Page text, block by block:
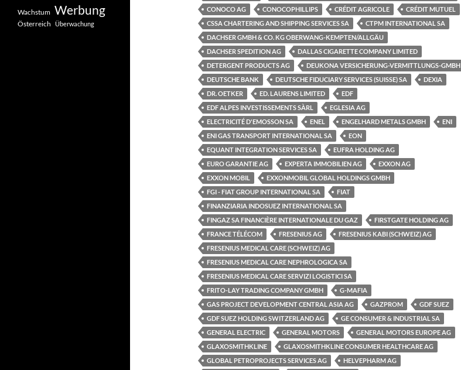
CONOCO AG
CONOCOPHILLIPS CRÉDIT AGRICOLE
CRÉDIT MUTUEL
CSSA CHARTERING AND SHIPPING SERVICES SA
CTPM INTERNATIONAL SA
DACHSER GMBH & CO. KG OBERWANG-KEMPTEN/ALLGÄU
DACHSER SPEDITION AG
DALLAS CIGARETTE COMPANY LIMITED
DETERGENT PRODUCTS AG
DEUKONA VERSICHERUNG-VERMITTLUNGS-GMBH
DEUTSCHE BANK
DEUTSCHE FIDUCIARY SERVICES (SUISSE) SA
DEXIA
DR. OETKER
ED. LAURENS LIMITED
EDF
EDF ALPES INVESTISSEMENTS SÀRL
EGLESIA AG
ELECTRICITÉ D'EMOSSON SA
ENEL ENGELHARD METALS GMBH
ENI
ENI GAS TRANSPORT INTERNATIONAL SA
EON
EQUANT INTEGRATION SERVICES SA
EUFRA HOLDING AG
EURO GARANTIE AG
EXPERTA IMMOBILIEN AG
EXXON AG
EXXON MOBIL
EXXONMOBIL GLOBAL HOLDINGS GMBH
FGI - FIAT GROUP INTERNATIONAL SA
FIAT
FINANZIARIA INDOSUEZ INTERNATIONAL SA
FINGAZ SA FINANCIÈRE INTERNATIONALE DU GAZ
FIRSTGATE HOLDING AG
FRANCE TÉLÉCOM
FRESENIUS AG
FRESENIUS KABI (SCHWEIZ) AG
FRESENIUS MEDICAL CARE (SCHWEIZ) AG
FRESENIUS MEDICAL CARE NEPHROLOGICA SA
FRESENIUS MEDICAL CARE SERVIZI LOGISTICI SA
FRITO-LAY TRADING COMPANY GMBH
G-MAFIA
GAS PROJECT DEVELOPMENT CENTRAL ASIA AG
GAZPROM
GDF SUEZ
GDF SUEZ HOLDING SWITZERLAND AG
GE CONSUMER & INDUSTRIAL SA
GENERAL ELECTRIC
GENERAL MOTORS
GENERAL MOTORS EUROPE AG
GLAXOSMITHKLINE
GLAXOSMITHKLINE CONSUMER HEALTHCARE AG
GLOBAL PETROPROJECTS SERVICES AG
HELVEPHARM AG
Wachstum Werbung
Österreich Überwachung